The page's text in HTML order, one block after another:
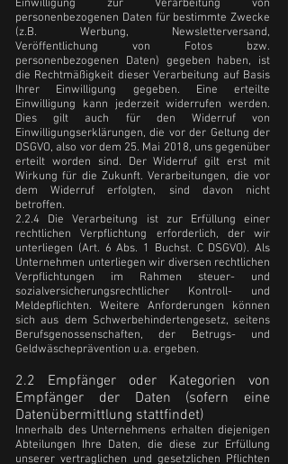
Einwilligung zur Verarbeitung von
personenbezogenen Daten für bestimmte Zwecke
(z.B. Werbung, Newsletterversand,
Veröffentlichung von Fotos bzw.
personenbezogenen Daten) gegeben haben, ist
die Rechtmäßigkeit dieser Verarbeitung auf Basis
Ihrer Einwilligung gegeben. Eine erteilte
Einwilligung kann jederzeit widerrufen werden.
Dies gilt auch für den Widerruf von
Einwilligungserklärungen, die vor der Geltung der
DSGVO, also vor dem 25. Mai 2018, uns gegenüber
erteilt worden sind. Der Widerruf gilt erst mit
Wirkung für die Zukunft. Verarbeitungen, die vor
dem Widerruf erfolgten, sind davon nicht
betroffen.
2.2.4 Die Verarbeitung ist zur Erfüllung einer
rechtlichen Verpflichtung erforderlich, der wir
unterliegen (Art. 6 Abs. 1 Buchst. C DSGVO). Als
Unternehmen unterliegen wir diversen rechtlichen
Verpflichtungen im Rahmen steuer- und
sozialversicherungsrechtlicher Kontroll- und
Meldepflichten. Weitere Anforderungen können
sich aus dem Schwerbehindertengesetz, seitens
Berufsgenossenschaften, der Betrugs- und
Geldwäscheprävention u.a. ergeben.
2.2 Empfänger oder Kategorien von
Empfänger der Daten (sofern eine
Datenübermittlung stattfindet)
Innerhalb des Unternehmens erhalten diejenigen
Abteilungen Ihre Daten, die diese zur Erfüllung
unserer vertraglichen und gesetzlichen Pflichten